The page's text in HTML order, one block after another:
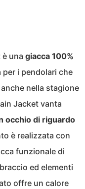
è una giacca 100%
per i pendolari che
nella stagione
Jacket vanta
occhio di riguardo
è realizzata con
funzionale di
ed elementi
offre un calore